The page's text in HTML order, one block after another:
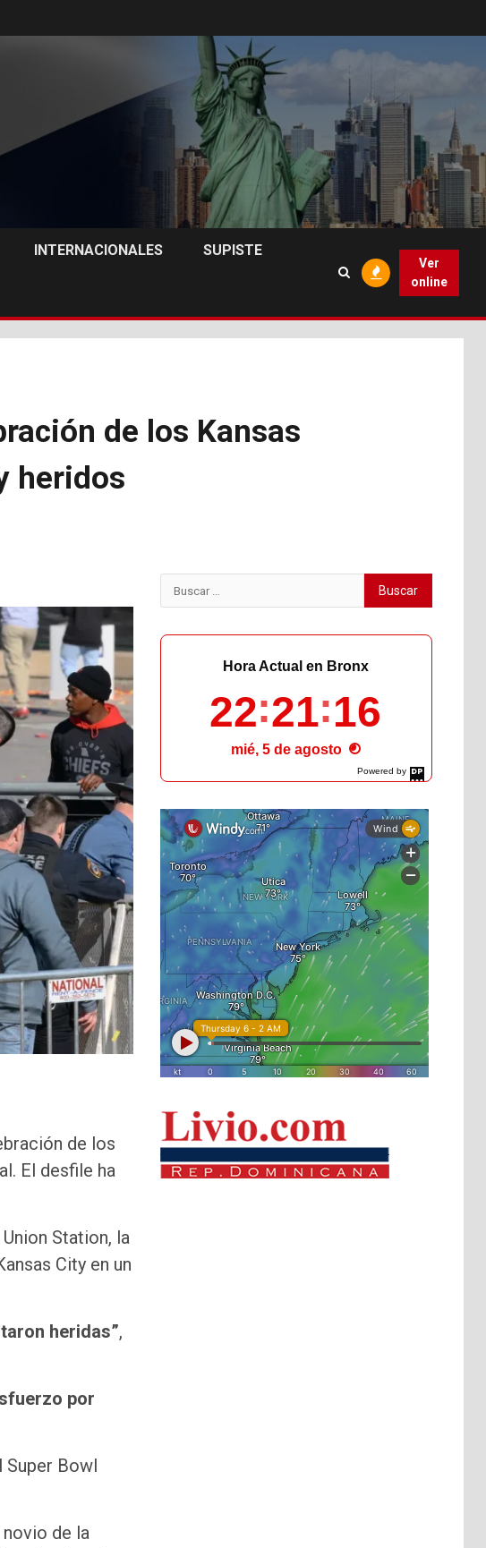
INTERNACIONALES SUPISTE
Ver
online
de los Kansas
heridos
de los
El desfile ha
Station, la
City en un
heridas”,
por
Super Bowl
de la
Buscar:
Powered by
DaysPedia.com
Hora Actual en Bronx
22 21 17
mié, 5 de agosto